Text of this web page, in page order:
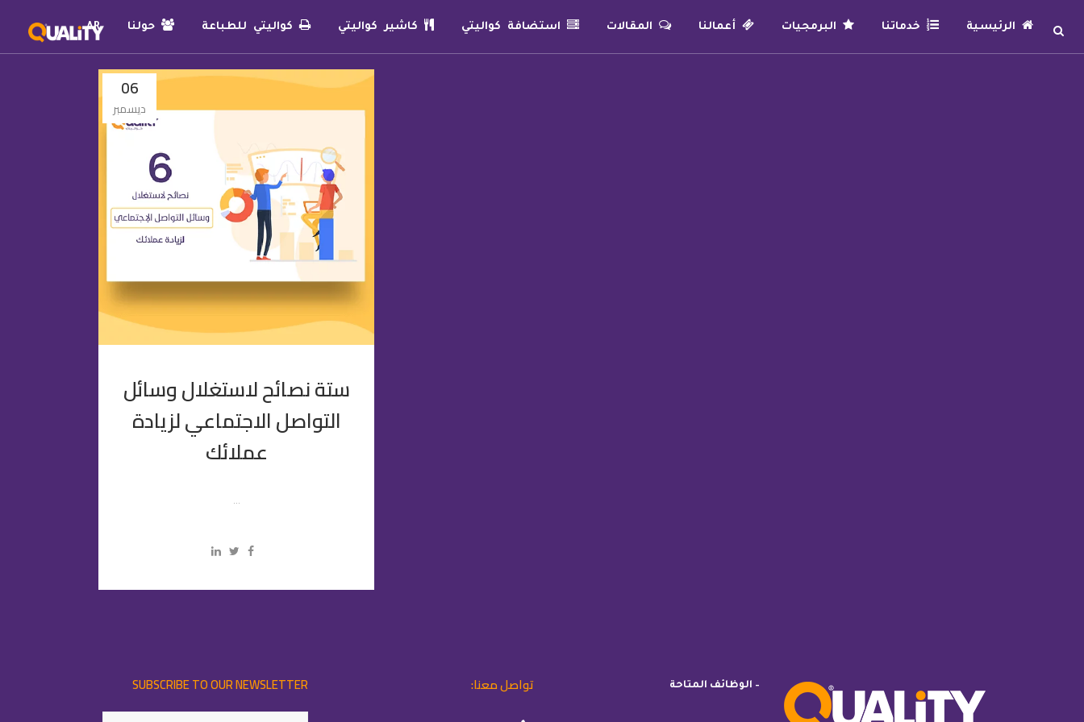
الرئيسية خدماتنا البرمجيات أعمالنا المقالات استضافة كواليتي كاشير كواليتي كواليتي للطباعة حولنا AR
06
ديسمبر
ستة نصائح لاستغلال وسائل
التواصل الاجتماعي لزيادة
عملائك
...
– الوظائف المتاحة تواصل معنا: SUBSCRIBE TO OUR NEWSLETTER